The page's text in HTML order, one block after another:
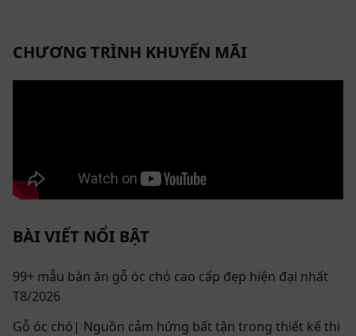
CHƯƠNG TRÌNH KHUYẾN MÃI
BÀI VIẾT NỔI BẬT
99+ mẫu bàn ăn gỗ óc chó cao cấp đẹp hiện đại nhất
T8/2026
Gỗ óc chó| Nguồn cảm hứng bất tận trong thiết kế thi